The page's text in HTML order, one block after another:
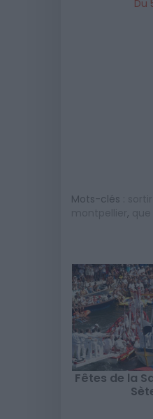
Du
Mots-clés :
,
Fêtes de la